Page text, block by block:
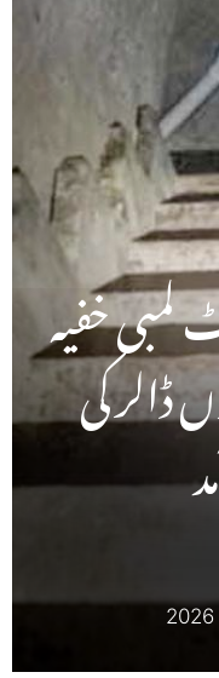
لمبی خفیہ
کی